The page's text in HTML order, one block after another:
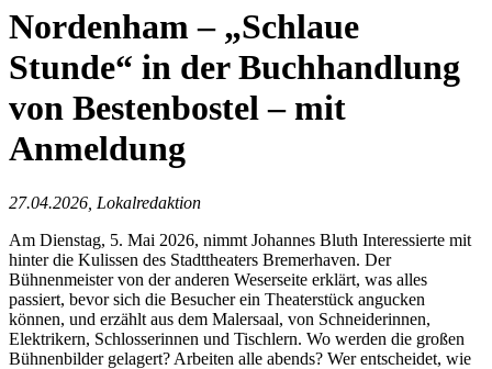
Nordenham – „Schlaue
Stunde“ in der Buchhandlung
von Bestenbostel – mit
Anmeldung
27.04.2026, Lokalredaktion
Am Dienstag, 5. Mai 2026, nimmt Johannes Bluth Interessierte mit
hinter die Kulissen des Stadttheaters Bremerhaven. Der
Bühnenmeister von der anderen Weserseite erklärt, was alles
passiert, bevor sich die Besucher ein Theaterstück angucken
können, und erzählt aus dem Malersaal, von Schneiderinnen,
Elektrikern, Schlosserinnen und Tischlern. Wo werden die großen
Bühnenbilder gelagert? Arbeiten alle abends? Wer entscheidet, wie